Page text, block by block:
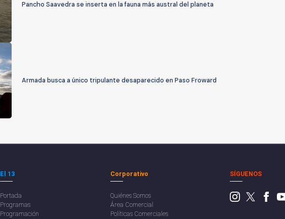
Pancho Saavedra se inserta en la fauna más austral del planeta
Armada busca a único tripulante desaparecido en Paso Froward
El 13
Portada
Programas
Programación
Corporativo
Quiénes Somos
Área Comercial
Políticas Comerciales
SÍGUENOS